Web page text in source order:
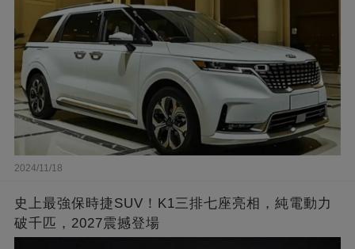
2024/11/18
史上最強保時捷SUV！K1三排七座亮相，純電動力
破千匹，2027震撼登場